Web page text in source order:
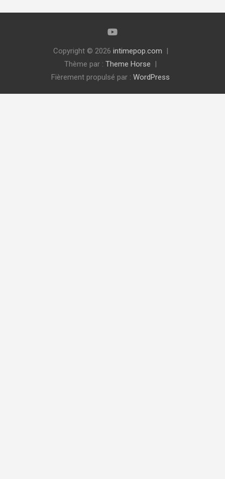
Copyright © 2026 intimepop.com
Thème par : Theme Horse
Fièrement propulsé par : WordPress